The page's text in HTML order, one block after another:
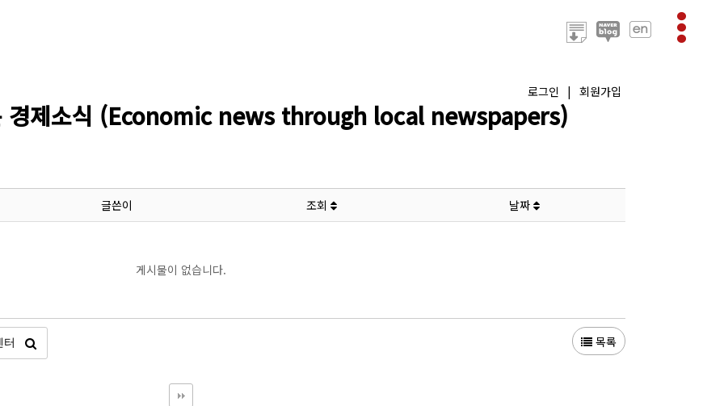
로그인 | 회원가입
경제소식 (Economic news through local newspapers)
글쓴이 조회 날짜
게시물이 없습니다.
목록